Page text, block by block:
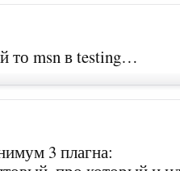
то msn в testing…
3 плагна: